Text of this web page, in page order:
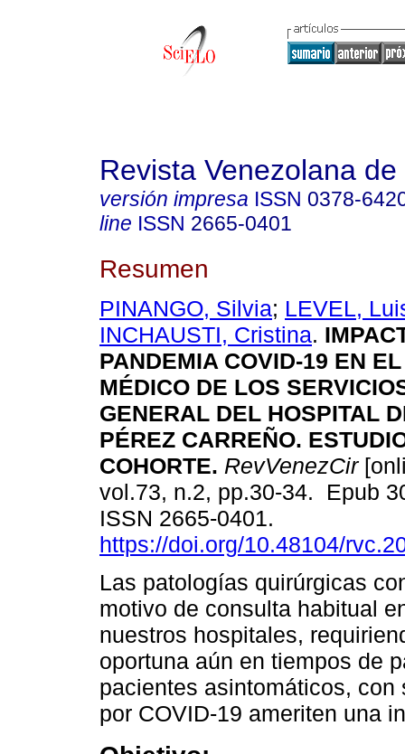
Revista Venezolana
versión impresa ISSN 0378-
line ISSN 2665-0401
Resumen
PINANGO, Silvia; LEVEL,
INCHAUSTI, Cristina.
PANDEMIA COVID-19 EN
MÉDICO DE LOS
GENERAL DEL HOSPITAL
PÉREZ CARREÑO.
COHORTE. RevVenezCir
vol.73, n.2, pp.30-34. Epub
ISSN 2665-0401.
https://doi.org/10.48104/
Las patologías quirúrgicas
motivo de consulta habitual
nuestros hospitales,
oportuna aún en tiempos de
pacientes asintomáticos,
por COVID-19 ameriten una